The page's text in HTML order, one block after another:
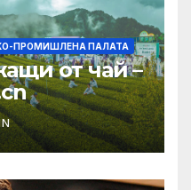
ПРОМИШЛЕНА ПАЛАТА
от чай –